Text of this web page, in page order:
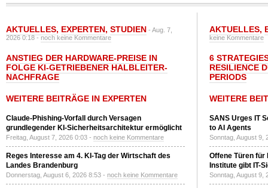
AKTUELLES, EXPERTEN, STUDIEN - Aug. 7,
2026 0:18 -noch keine Kommentare
ANSTIEG DER HARDWARE-PREISE IN
FOLGE KI-GETRIEBENER HALBLEITER-
NACHFRAGE
WEITERE BEITRÄGE IN EXPERTEN
Claude-Phishing-Vorfall durch Versagen
grundlegender KI-Sicherheitsarchitektur ermöglicht
Freitag, August 7, 2026 0:03 - noch keine Kommentare
Reges Interesse am 4. KI-Tag der Wirtschaft des
Landes Brandenburg
Donnerstag, August 6, 2026 8:53 - noch keine Kommentare
AKTUELLES,
keine Kommentare
6
RESILIENCE
PERIODS
WEITERE
SANS Urges IT
to AI Agents
Sonntag, August 9,
Offene Türen für
Institute gibt IT-
Sonntag, August 9,